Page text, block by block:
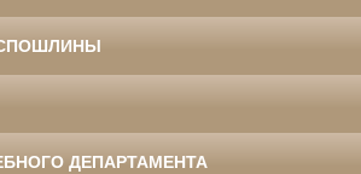
ДЕПАРТАМЕНТА